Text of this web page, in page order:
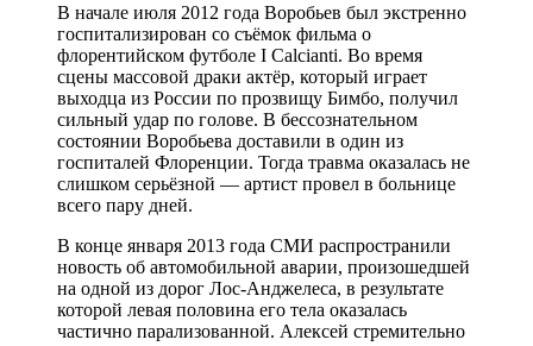
В начале июля 2012 года Воробьев был экстренно
госпитализирован со съёмок фильма о
флорентийском футболе I Calcianti. Во время
сцены массовой драки актёр, который играет
выходца из России по прозвищу Бимбо, получил
сильный удар по голове. В бессознательном
состоянии Воробьева доставили в один из
госпиталей Флоренции. Тогда травма оказалась не
слишком серьёзной — артист провел в больнице
всего пару дней.
В конце января 2013 года СМИ распространили
новость об автомобильной аварии, произошедшей
на одной из дорог Лос-Анджелеса, в результате
которой левая половина его тела оказалась
частично парализованной. Алексей стремительно